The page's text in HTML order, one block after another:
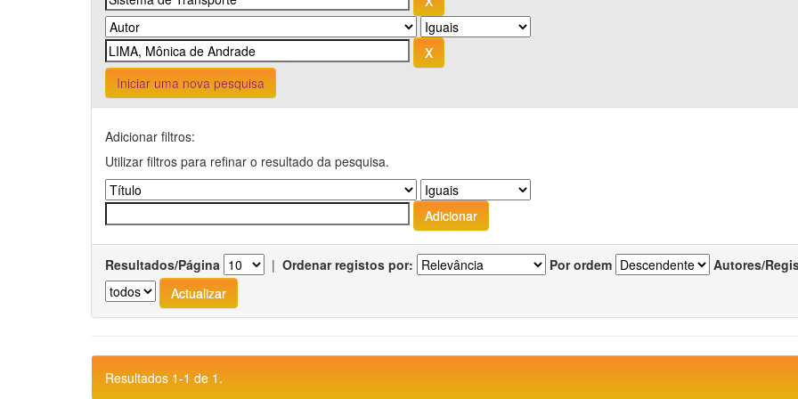
Iniciar uma nova pesquisa
Adicionar filtros:
Utilizar filtros para refinar o resultado da pesquisa.
Resultados/Página | Ordenar registos por: Por ordem Autores/
Resultados 1-1 de 1.